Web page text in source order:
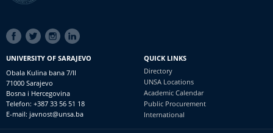
SOCIAL
LINKS
UNIVERSITY OF SARAJEVO
Obala Kulina bana 7/II
71000 Sarajevo
Bosna i Hercegovina
Telefon: +387 33 56 51 18
E-mail: javnost@unsa.ba
QUICK LINKS
Directory
UNSA Locations
Academic Calendar
Public Procurement
International